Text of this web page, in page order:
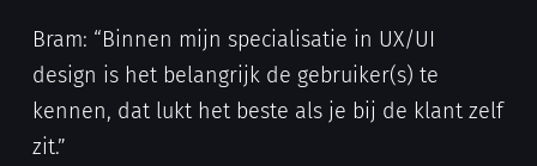
Bram: “Binnen mijn specialisatie in UX/UI
design is het belangrijk de gebruiker(s) te
kennen, dat lukt het beste als je bij de klant zelf
zit.”